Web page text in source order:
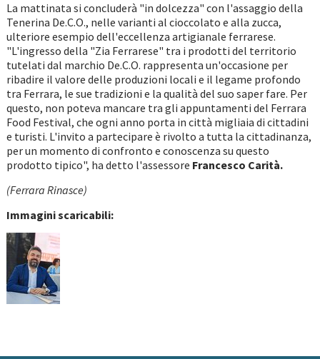
La mattinata si concluderà "in dolcezza" con l'assaggio della
Tenerina De.C.O., nelle varianti al cioccolato e alla zucca,
ulteriore esempio dell'eccellenza artigianale ferrarese.
"L'ingresso della "Zia Ferrarese" tra i prodotti del territorio
tutelati dal marchio De.C.O. rappresenta un'occasione per
ribadire il valore delle produzioni locali e il legame profondo
tra Ferrara, le sue tradizioni e la qualità del suo saper fare. Per
questo, non poteva mancare tra gli appuntamenti del Ferrara
Food Festival, che ogni anno porta in città migliaia di cittadini
e turisti. L'invito a partecipare è rivolto a tutta la cittadinanza,
per un momento di confronto e conoscenza su questo
prodotto tipico", ha detto l'assessore Francesco Carità.
(Ferrara Rinasce)
Immagini scaricabili: